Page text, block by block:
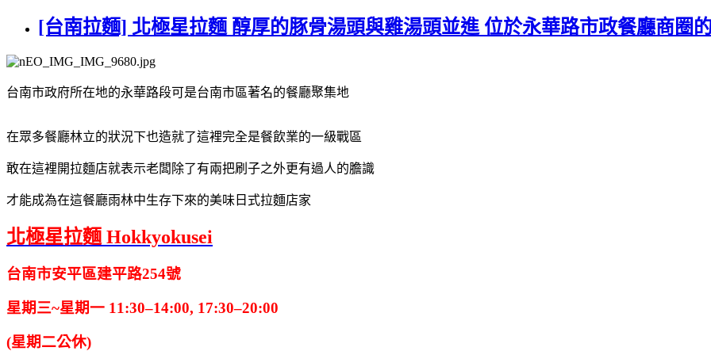
[台南拉麵] 北極星拉麵 醇厚的豚骨湯頭與雞湯頭並進 位於永華路市政餐廳商圈
台南市政府所在地的永華路段可是台南市區著名的餐廳聚集地
在眾多餐廳林立的狀況下也造就了這裡完全是餐飲業的一級戰區
敢在這裡開拉麵店就表示老闆除了有兩把刷子之外更有過人的膽識
才能成為在這餐廳雨林中生存下來的美味日式拉麵店家
北極星拉麵 Hokkyokusei
台南市安平區建平路254號
星期三~星期一 11:30–14:00, 17:30–20:00
(星期二公休)